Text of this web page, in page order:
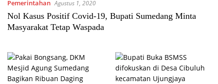
Pemerintahan Agustus 1, 2020
Nol Kasus Positif Covid-19, Bupati Sumedang Minta
Masyarakat Tetap Waspada